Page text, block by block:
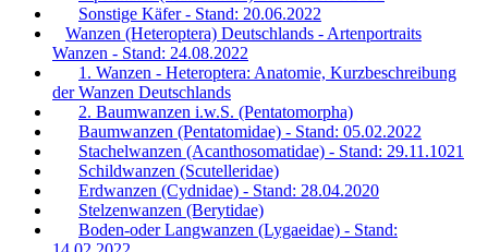
Sonstige Käfer - Stand: 20.06.2022
Wanzen (Heteroptera) Deutschlands - Artenportraits
Wanzen - Stand: 24.08.2022
1. Wanzen - Heteroptera: Anatomie, Kurzbeschreibung
der Wanzen Deutschlands
2. Baumwanzen i.w.S. (Pentatomorpha)
Baumwanzen (Pentatomidae) - Stand: 05.02.2022
Stachelwanzen (Acanthosomatidae) - Stand: 29.11.1021
Schildwanzen (Scutelleridae)
Erdwanzen (Cydnidae) - Stand: 28.04.2020
Stelzenwanzen (Berytidae)
Boden-oder Langwanzen (Lygaeidae) - Stand: